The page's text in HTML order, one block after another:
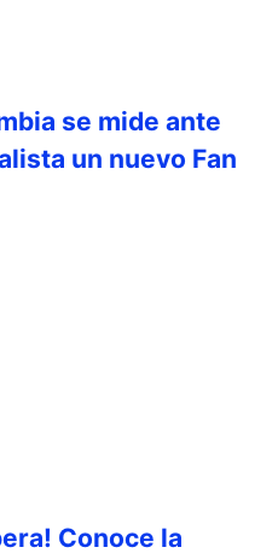
se mide ante
un nuevo Fan
Conoce la